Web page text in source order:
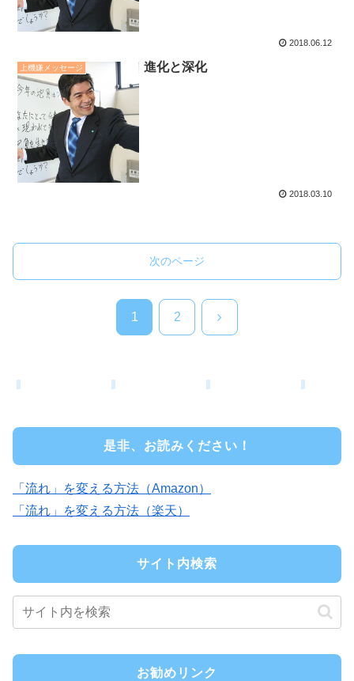
2018.06.12
上機嫌メッセージ 進化と深化
2018.03.10
次のページ
1 2 次
是非、お読みください！
「流れ」を変える方法（Amazon）
「流れ」を変える方法（楽天）
サイト内検索
お勧めリンク